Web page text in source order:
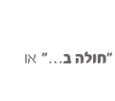
״חולה ב…״ או